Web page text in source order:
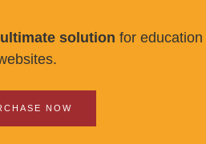
ultimate solution for education
NOW